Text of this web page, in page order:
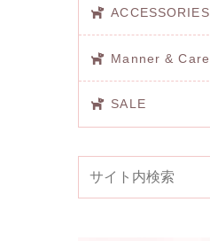
ACCESSORIES
Manner & Care
SALE